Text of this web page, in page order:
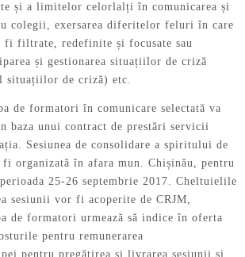
și a limitelor celorlalți în comunicarea și
colegii, exersarea diferitelor feluri în care
filtrate, redefinite și focusate sau
și gestionarea situațiilor de criză
situațiilor de criză) etc.
de formatori în comunicare selectată va
baza unui contract de prestări servicii
Sesiunea de consolidare a spiritului de
fi organizată în afara mun. Chișinău, pentru
25-26 septembrie 2017. Cheltuielile
sesiunii vor fi acoperite de CRJM,
de formatori urmează să indice în oferta
pentru remunerarea
pentru pregătirea și livrarea sesiunii și